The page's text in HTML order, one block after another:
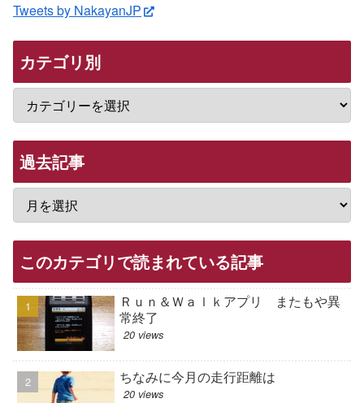
Tweets by NakayanJP
カテゴリ別
過去記事
このカテゴリで読まれている記事
Ｒｕｎ＆Ｗａｌｋアプリ またもや異
常終了
20 views
ちなみに今月の走行距離は
20 views